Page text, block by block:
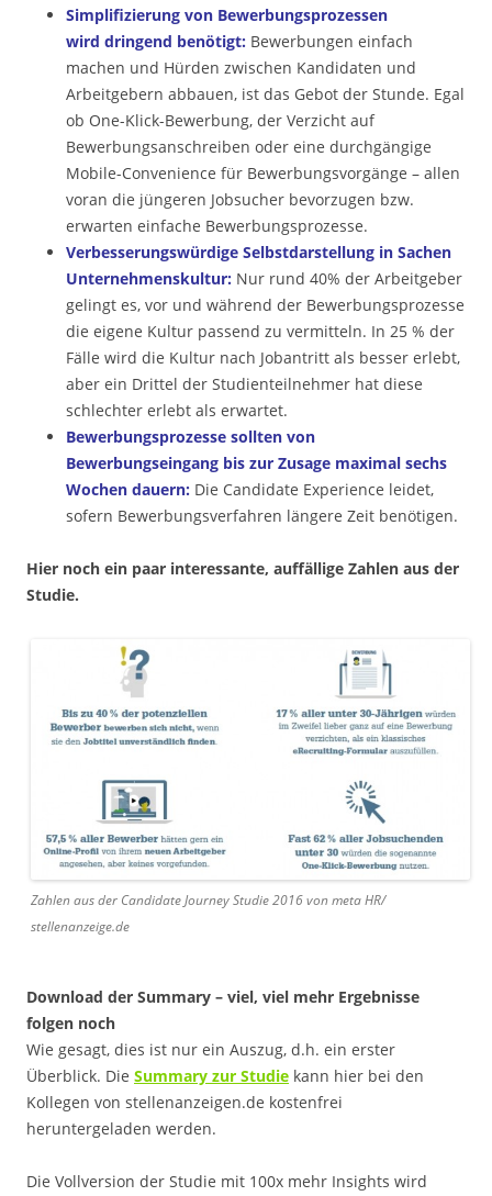
Simplifizierung von Bewerbungsprozessen
wird dringend benötigt: Bewerbungen einfach
machen und Hürden zwischen Kandidaten und
Arbeitgebern abbauen, ist das Gebot der Stunde. Egal
ob One-Klick-Bewerbung, der Verzicht auf
Bewerbungsanschreiben oder eine durchgängige
Mobile-Convenience für Bewerbungsvorgänge – allen
voran die jüngeren Jobsucher bevorzugen bzw.
erwarten einfache Bewerbungsprozesse.
Verbesserungswürdige Selbstdarstellung in Sachen
Unternehmenskultur: Nur rund 40% der Arbeitgeber
gelingt es, vor und während der Bewerbungsprozesse
die eigene Kultur passend zu vermitteln. In 25 % der
Fälle wird die Kultur nach Jobantritt als besser erlebt,
aber ein Drittel der Studienteilnehmer hat diese
schlechter erlebt als erwartet.
Bewerbungsprozesse sollten von
Bewerbungseingang bis zur Zusage maximal sechs
Wochen dauern: Die Candidate Experience leidet,
sofern Bewerbungsverfahren längere Zeit benötigen.
Hier noch ein paar interessante, auffällige Zahlen aus der
Studie.
Zahlen aus der Candidate Journey Studie 2016 von meta HR/
stellenanzeige.de
Download der Summary – viel, viel mehr Ergebnisse
folgen noch
Wie gesagt, dies ist nur ein Auszug, d.h. ein erster
Überblick. Die Summary zur Studie kann hier bei den
Kollegen von stellenanzeigen.de kostenfrei
heruntergeladen werden.
Die Vollversion der Studie mit 100x mehr Insights wird